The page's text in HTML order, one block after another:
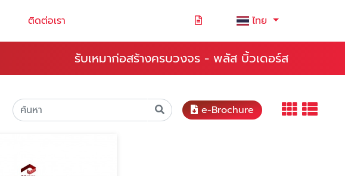
ติดต่อเรา ไทย
รับเหมาก่อสร้างครบวงจร - พลัส บิ้วเดอร์ส
e-Brochure